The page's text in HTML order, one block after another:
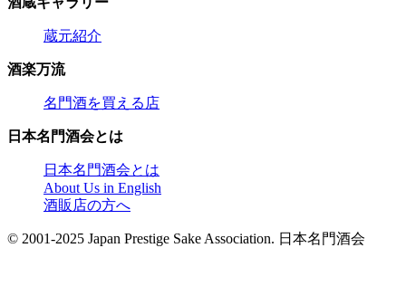
蔵元紹介
酒楽万流
名門酒を買える店
日本名門酒会とは
日本名門酒会とは
About Us in English
酒販店の方へ
© 2001-2025 Japan Prestige Sake Association. 日本名門酒会